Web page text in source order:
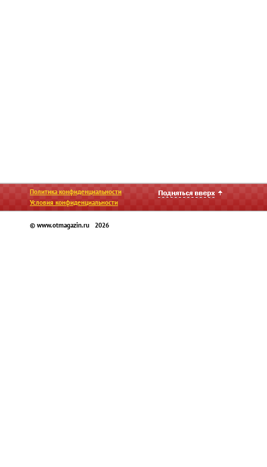
Политика конфиденциальности
Условия конфиденциальности
© www.otmagazin.ru 2026